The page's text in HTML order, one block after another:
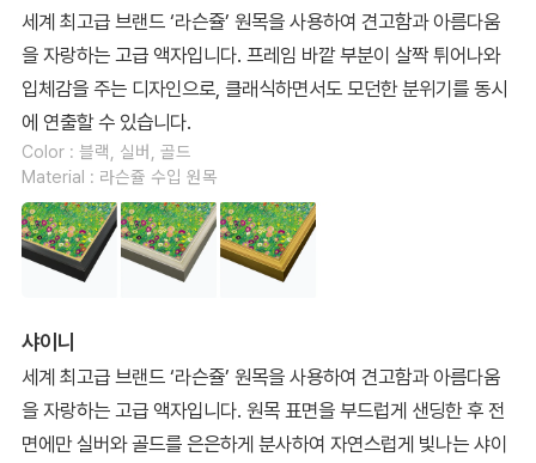
세계 최고급 브랜드 ‘라슨쥴’ 원목을 사용하여 견고함과 아름다움
을 자랑하는 고급 액자입니다. 프레임 바깥 부분이 살짝 튀어나와
입체감을 주는 디자인으로, 클래식하면서도 모던한 분위기를 동시
에 연출할 수 있습니다.
Color : 블랙, 실버, 골드
Material : 라슨쥴 수입 원목
샤이니
세계 최고급 브랜드 ‘라슨쥴’ 원목을 사용하여 견고함과 아름다움
을 자랑하는 고급 액자입니다. 원목 표면을 부드럽게 샌딩한 후 전
면에만 실버와 골드를 은은하게 분사하여 자연스럽게 빛나는 샤이